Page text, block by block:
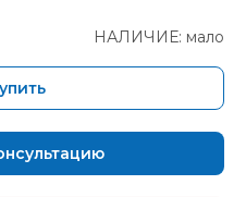
НАЛИЧИЕ: мало